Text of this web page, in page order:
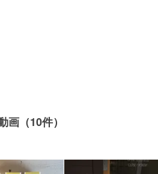
画（10件）